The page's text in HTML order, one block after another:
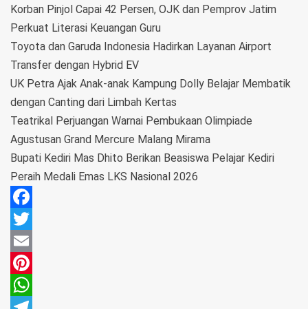
Korban Pinjol Capai 42 Persen, OJK dan Pemprov Jatim
Perkuat Literasi Keuangan Guru
Toyota dan Garuda Indonesia Hadirkan Layanan Airport
Transfer dengan Hybrid EV
UK Petra Ajak Anak-anak Kampung Dolly Belajar Membatik
dengan Canting dari Limbah Kertas
Teatrikal Perjuangan Warnai Pembukaan Olimpiade
Agustusan Grand Mercure Malang Mirama
Bupati Kediri Mas Dhito Berikan Beasiswa Pelajar Kediri
Peraih Medali Emas LKS Nasional 2026
Facebook
Twitter
Email
Pinterest
WhatsApp